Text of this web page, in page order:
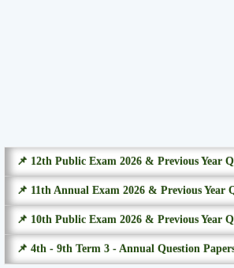
📌 12th Public Exam 2026 & Previous Year
📌 11th Annual Exam 2026 & Previous Year
📌 10th Public Exam 2026 & Previous Year
📌 4th - 9th Term 3 - Annual Question